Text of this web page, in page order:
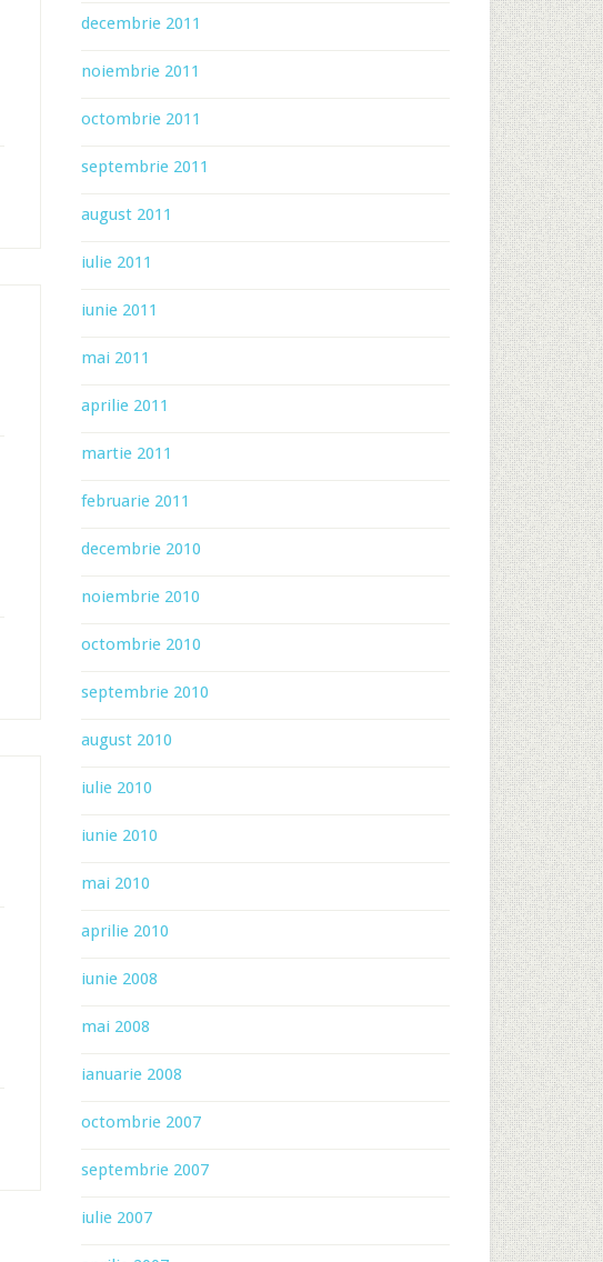
decembrie 2011
noiembrie 2011
octombrie 2011
septembrie 2011
august 2011
iulie 2011
iunie 2011
mai 2011
aprilie 2011
martie 2011
februarie 2011
decembrie 2010
noiembrie 2010
octombrie 2010
septembrie 2010
august 2010
iulie 2010
iunie 2010
mai 2010
aprilie 2010
iunie 2008
mai 2008
ianuarie 2008
octombrie 2007
septembrie 2007
iulie 2007